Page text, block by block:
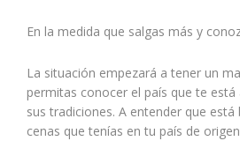
En la medida que salgas más y
La situación empezará a tener un
permitas conocer el país que te
sus tradiciones. A entender que está
cenas que tenías en tu país de